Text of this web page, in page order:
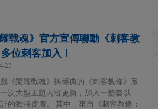
耀戰魂》官方宣傳聯動《刺客教
位刺客加入！
23
《榮耀戰魂》與經典的《刺客教條》系
次大型主題內容更新，加入一整套以
的獨特皮膚。 其中，來自《刺客教條：